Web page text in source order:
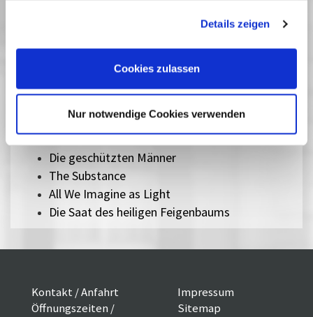
Cookies, wenn Sie unsere Webseite weiterhin nutzen.
Details zeigen
Cookies zulassen
Nur notwendige Cookies verwenden
Fast verpasst
Auswertungskette viel zu kurz in den Kinos zu sehen sind,
können Sie auf der großen Leinwand genießen. Bei uns sollen Sie
nichts verpassen! In der Regel laufen internationale Filme sowohl
synchronisiert als auch in den untertitelten Originalfassungen.
Die geschützten Männer
The Substance
All We Imagine as Light
Die Saat des heiligen Feigenbaums
Kontakt / Anfahrt
Öffnungszeiten /
Impressum
Sitemap